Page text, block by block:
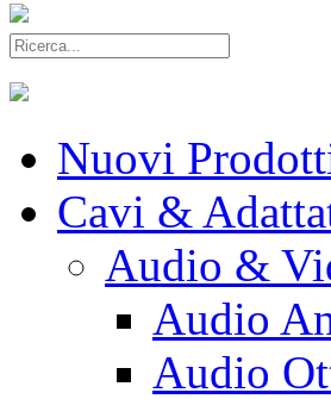
Nuovi
Cavi &
Audio &
Audio
Audio